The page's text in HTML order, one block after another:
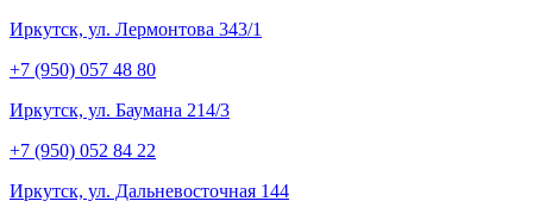
Иркутск, ул. Лермонтова 343/1
+7 (950) 057 48 80
Иркутск, ул. Баумана 214/3
+7 (950) 052 84 22
Иркутск, ул. Дальневосточная 144